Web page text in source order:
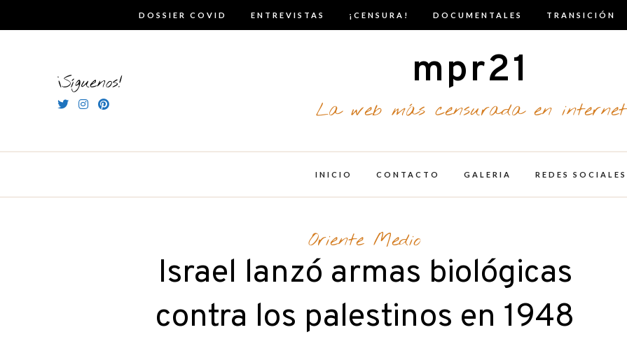
DOSSIER COVID ENTREVISTAS ¡CENSURA! DOCUMENTALES TRANSICIÓN
¡Síguenos! mpr21
La web más censurada en internet
INICIO CONTACTO GALERIA REDES SOCIALES
Oriente Medio
Israel lanzó armas biológicas
contra los palestinos en 1948